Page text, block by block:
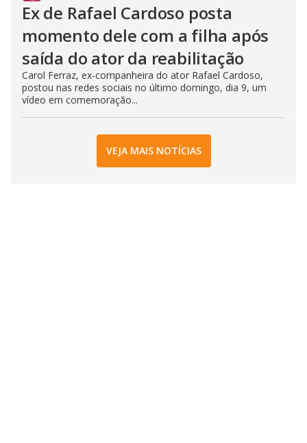
Ex de Rafael Cardoso posta
momento dele com a filha após
saída do ator da reabilitação
Carol Ferraz, ex-companheira do ator Rafael Cardoso,
postou nas redes sociais no último domingo, dia 9, um
vídeo em comemoração...
VEJA MAIS NOTÍCIAS